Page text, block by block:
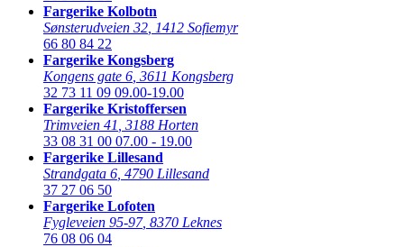
Fargerike Kolbotn
Sønsterudveien 32 1412 Sofiemyr
66 80 84 22
Fargerike Kongsberg
Kongens gate 6 3611 Kongsberg
32 73 11 09 09.00-19.00
Fargerike Kristoffersen
Trimveien 41 3188 Horten
33 08 31 00 07.00 - 19.00
Fargerike Lillesand
Strandgata 6 4790 Lillesand
37 27 06 50
Fargerike Lofoten
Fygleveien 95-97, 8370 Leknes
76 08 06 04